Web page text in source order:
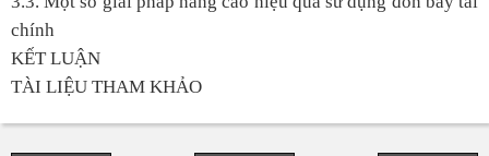
chính
KẾT LUẬN
TÀI LIỆU THAM KHẢO